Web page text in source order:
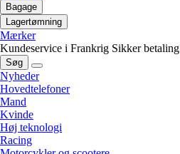
Bagage
Lagertømning
Mærker
Kundeservice i Frankrig Sikker betaling
Søg
Nyheder
Hovedtelefoner
Mand
Kvinde
Høj teknologi
Racing